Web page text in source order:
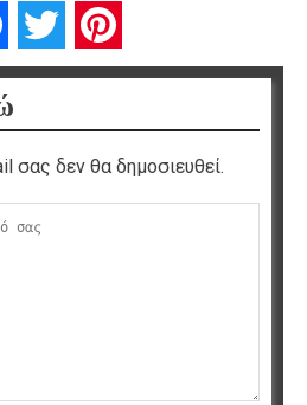
FacebookTwitter
σας δεν θα δημοσιευθεί.